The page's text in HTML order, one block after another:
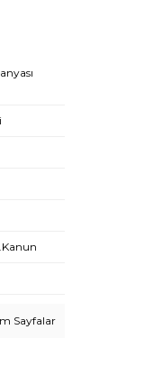
Sayfalar